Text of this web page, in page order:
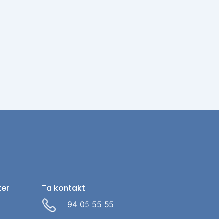
Ta kontakt
94 05 55 55